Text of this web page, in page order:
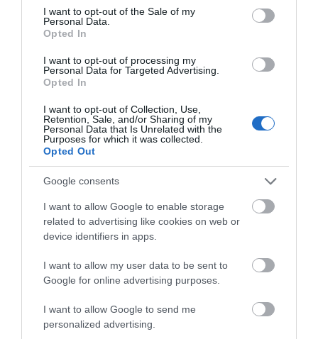
consent section.
I want to opt-out of the Sale of my
Personal Data.
Opted In
I want to opt-out of processing my
Personal Data for Targeted Advertising.
Opted In
I want to opt-out of Collection, Use,
Retention, Sale, and/or Sharing of my
Personal Data that Is Unrelated with the
Purposes for which it was collected.
Opted Out
Google consents
I want to allow Google to enable storage
related to advertising like cookies on web or
device identifiers in apps.
I want to allow my user data to be sent to
Google for online advertising purposes.
I want to allow Google to send me
personalized advertising.
Μουσικού Συλλόγου
Άνδρου τίμησε τον
05/08/2026
ΡΑΦΗΝΑ – ΘΕΟΥΤΑ
ΣΥΓΚΛΟΝΙΣΤΙΚΟΣ
ΑΠΟΧΑΙΡΕΤΙΣΜΟΣ ΣΤΗ
ΡΑΦΗΝΑ ΣΤΟ «ΤΕΛΕΥΤΑΙΟ
ΜΠΑΡΚΟ» ΤΟΥ ΚΑΠΕΤΑΝ
ΑΝΤΩΝΗ ΒΙΔΑΛΗ
05/08/2026